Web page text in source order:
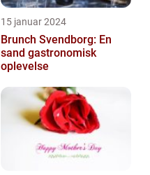
15 januar 2024
Brunch Svendborg: En
sand gastronomisk
oplevelse